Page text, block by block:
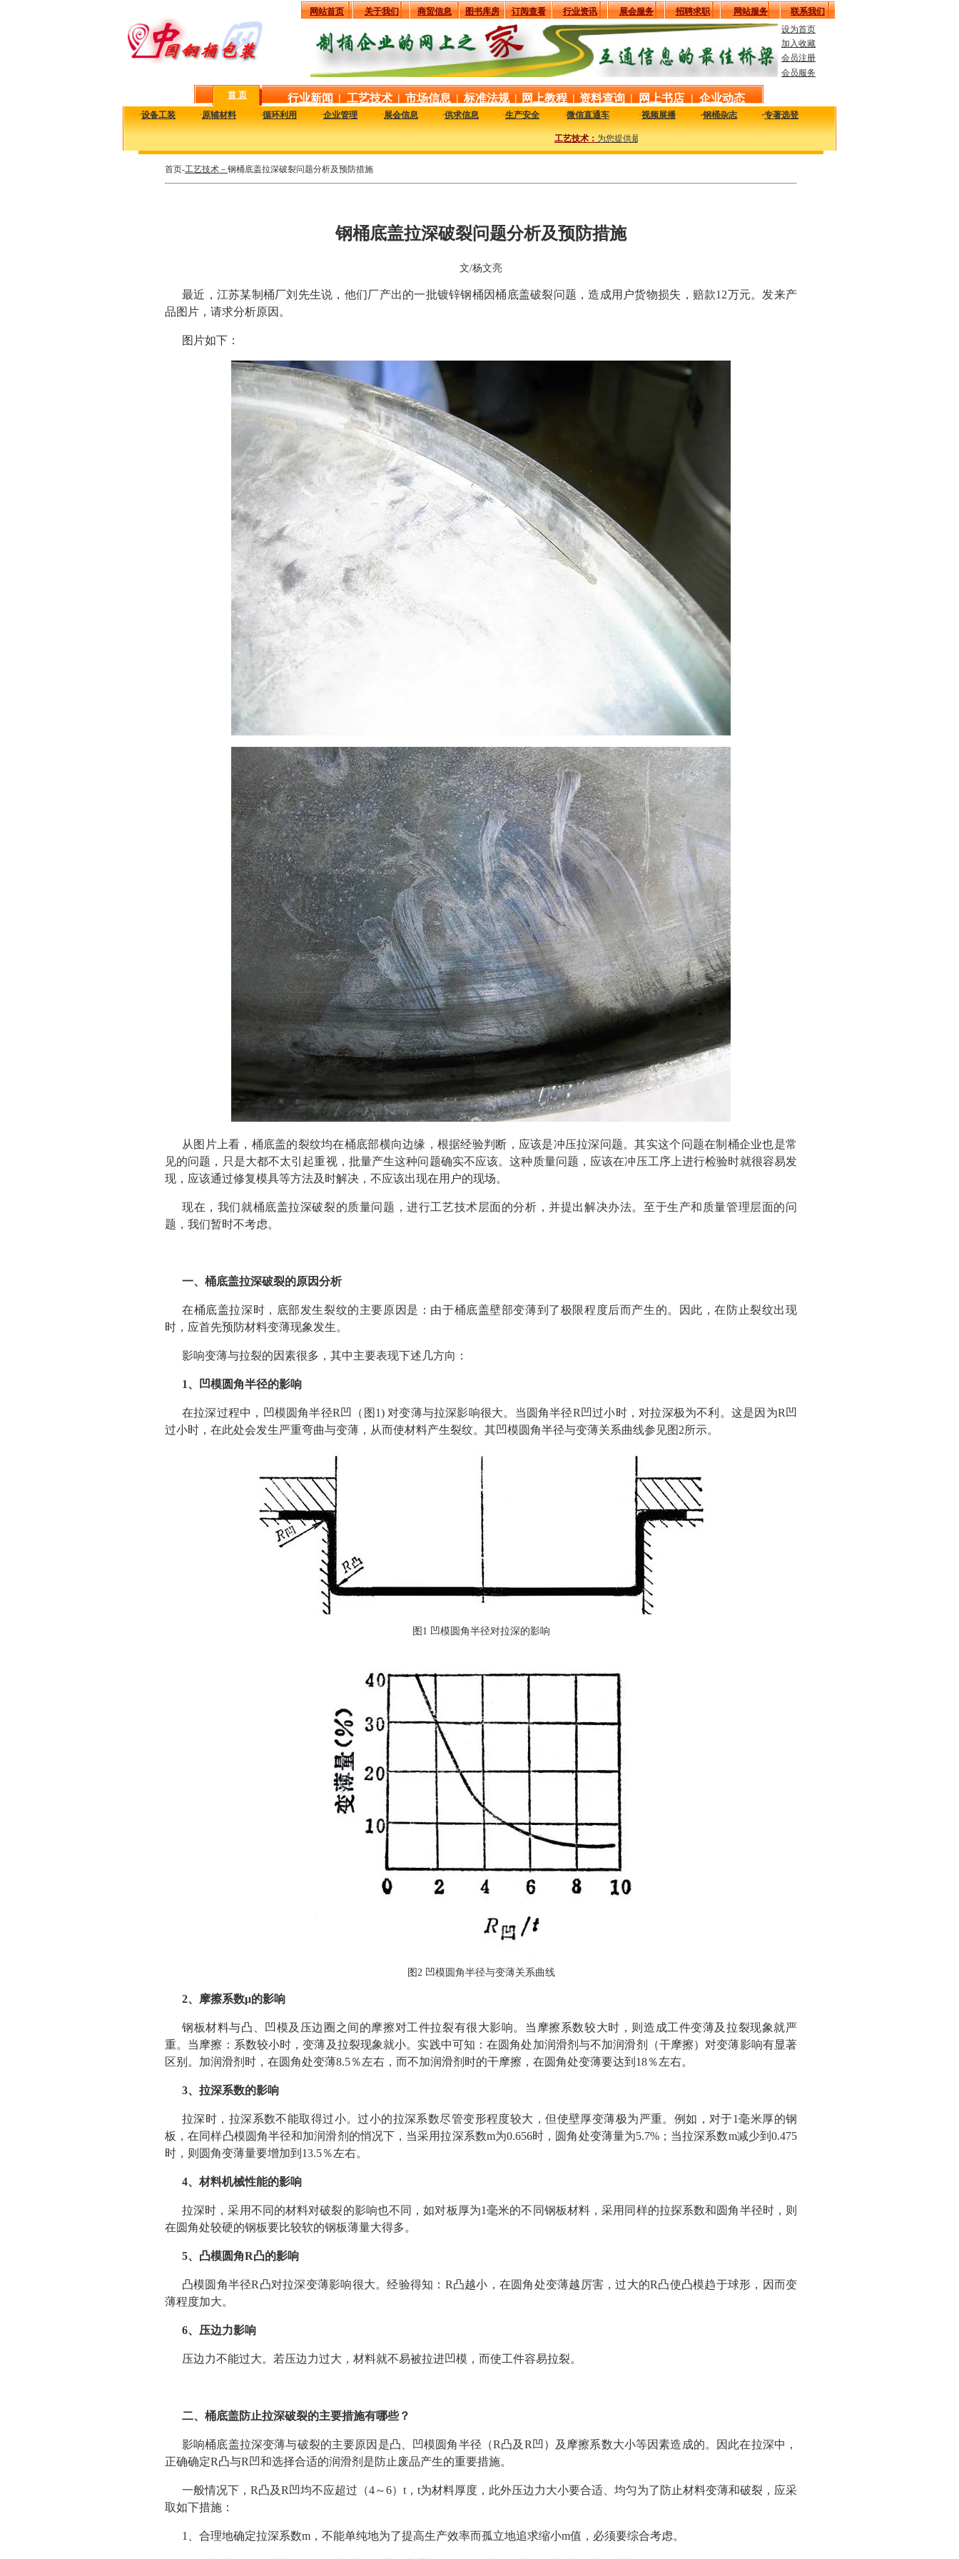
网站首页 关于我们 商贸信息 图书库房 订阅查看 行业资讯 展会服务 招聘求职 网站服务
联系我们
设为首页
加入收藏
会员注册
会员服务
首 页 行业新闻 | 工艺技术 | 市场信息 | 标准法规 | 网上教程 | 资料查询 | 网上书店 | 企业动态
·设备工装 ·原辅材料 ·循环利用 ·企业管理 ·展会信息 ·供求信息 ·生产安全 ·微信直通车 ·视频展播 ·钢桶杂志 ·专著选登
工艺技术：为您提供最新最实用的工艺、技术、质量及设备信息，致力于解决您生产中的实际问题。
首页-工艺技术－ 钢桶底盖拉深破裂问题分析及预防措施
钢桶底盖拉深破裂问题分析及预防措施
文/杨文亮
最近，江苏某制桶厂刘先生说，他们厂产出的一批镀锌钢桶因桶底盖破裂问题，造成用户货物损失，赔款12万元。发来产
品图片，请求分析原因。
图片如下：
从图片上看，桶底盖的裂纹均在桶底部横向边缘，根据经验判断，应该是冲压拉深问题。其实这个问题在制桶企业也是常
见的问题，只是大都不太引起重视，批量产生这种问题确实不应该。这种质量问题，应该在冲压工序上进行检验时就很容易发
现，应该通过修复模具等方法及时解决，不应该出现在用户的现场。
现在，我们就桶底盖拉深破裂的质量问题，进行工艺技术层面的分析，并提出解决办法。至于生产和质量管理层面的问
题，我们暂时不考虑。
一、桶底盖拉深破裂的原因分析
在桶底盖拉深时，底部发生裂纹的主要原因是：由于桶底盖壁部变薄到了极限程度后而产生的。因此，在防止裂纹出现
时，应首先预防材料变薄现象发生。
影响变薄与拉裂的因素很多，其中主要表现下述几方向：
1、凹模圆角半径的影响
在拉深过程中，凹模圆角半径R凹（图1) 对变薄与拉深影响很大。当圆角半径R凹过小时，对拉深极为不利。这是因为R凹
过小时，在此处会发生严重弯曲与变薄，从而使材料产生裂纹。其凹模圆角半径与变薄关系曲线参见图2所示。
图1 凹模圆角半径对拉深的影响
图2 凹模圆角半径与变薄关系曲线
2、摩擦系数μ的影响
钢板材料与凸、凹模及压边圈之间的摩擦对工件拉裂有很大影响。当摩擦系数较大时，则造成工件变薄及拉裂现象就严
重。当摩擦：系数较小时，变薄及拉裂现象就小。实践中可知：在圆角处加润滑剂与不加润滑剂（干摩擦）对变薄影响有显著
区别。加润滑剂时，在圆角处变薄8.5％左右，而不加润滑剂时的干摩擦，在圆角处变薄要达到18％左右。
3、拉深系数的影响
拉深时，拉深系数不能取得过小。过小的拉深系数尽管变形程度较大，但使壁厚变薄极为严重。例如，对于1毫米厚的钢
板，在同样凸模圆角半径和加润滑剂的悄况下，当采用拉深系数m为0.656时，圆角处变薄量为5.7%；当拉深系数m减少到0.475
时，则圆角变薄量要增加到13.5％左右。
4、材料机械性能的影响
拉深时，采用不同的材料对破裂的影响也不同，如对板厚为1毫米的不同钢板材料，采用同样的拉探系数和圆角半径时，则
在圆角处较硬的钢板要比较软的钢板薄量大得多。
5、凸模圆角R凸的影响
凸模圆角半径R凸对拉深变薄影响很大。经验得知：R凸越小，在圆角处变薄越厉害，过大的R凸使凸模趋于球形，因而变
薄程度加大。
6、压边力影响
压边力不能过大。若压边力过大，材料就不易被拉进凹模，而使工件容易拉裂。
二、桶底盖防止拉深破裂的主要措施有哪些？
影响桶底盖拉深变薄与破裂的主要原因是凸、凹模圆角半径（R凸及R凹）及摩擦系数大小等因素造成的。因此在拉深中，
正确确定R凸与R凹和选择合适的润滑剂是防止废品产生的重要措施。
一般情况下，R凸及R凹均不应超过（4～6）t，t为材料厚度，此外压边力大小要合适、均匀为了防止材料变薄和破裂，应采
取如下措施：
1、合理地确定拉深系数m，不能单纯地为了提高生产效率而孤立地追求缩小m值，必须要综合考虑。